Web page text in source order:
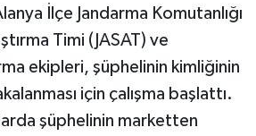
İlçe Jandarma Komutanlığı
Timi (JASAT) ve
ekipleri, şüphelinin kimliğinin
için çalışma başlattı.
şüphelinin marketten